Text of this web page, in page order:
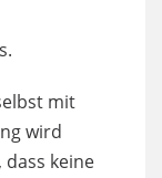
mit
wird
keine